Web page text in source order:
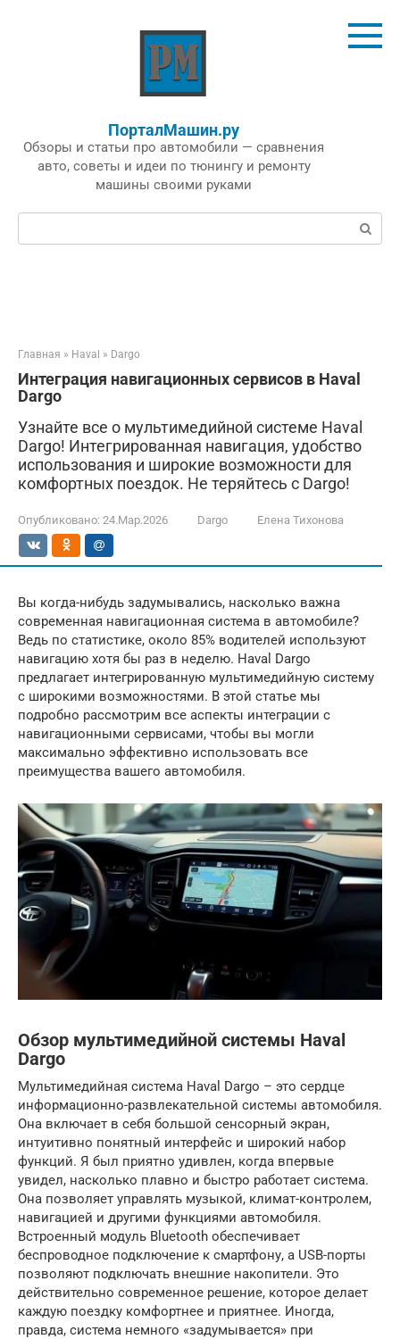
ПорталМашин.ру
Обзоры и статьи про автомобили — сравнения
авто, советы и идеи по тюнингу и ремонту
машины своими руками
Поиск:
Главная » Haval » Dargo
Интеграция навигационных сервисов в Haval
Dargo
Узнайте все о мультимедийной системе Haval
Dargo! Интегрированная навигация, удобство
использования и широкие возможности для
комфортных поездок. Не теряйтесь с Dargo!
Опубликовано: 24.Мар.2026 Dargo Елена Тихонова
Вы когда-нибудь задумывались, насколько важна
современная навигационная система в автомобиле?
Ведь по статистике, около 85% водителей используют
навигацию хотя бы раз в неделю. Haval Dargo
предлагает интегрированную мультимедийную систему
с широкими возможностями. В этой статье мы
подробно рассмотрим все аспекты интеграции с
навигационными сервисами, чтобы вы могли
максимально эффективно использовать все
преимущества вашего автомобиля.
Обзор мультимедийной системы Haval
Dargo
Мультимедийная система Haval Dargo – это сердце
информационно-развлекательной системы автомобиля.
Она включает в себя большой сенсорный экран,
интуитивно понятный интерфейс и широкий набор
функций. Я был приятно удивлен, когда впервые
увидел, насколько плавно и быстро работает система.
Она позволяет управлять музыкой, климат-контролем,
навигацией и другими функциями автомобиля.
Встроенный модуль Bluetooth обеспечивает
беспроводное подключение к смартфону, а USB-порты
позволяют подключать внешние накопители. Это
действительно современное решение, которое делает
каждую поездку комфортнее и приятнее. Иногда,
правда, система немного «задумывается» при